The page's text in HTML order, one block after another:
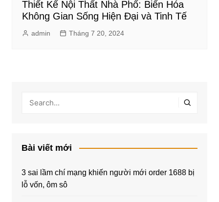
Thiết Kế Nội Thất Nhà Phố: Biến Hóa
Không Gian Sống Hiện Đại và Tinh Tế
admin Tháng 7 20, 2024
Bài viết mới
3 sai lầm chí mạng khiến người mới order 1688 bị
lỗ vốn, ôm sô